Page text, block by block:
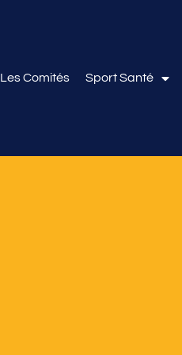
Les Comités Sport Santé